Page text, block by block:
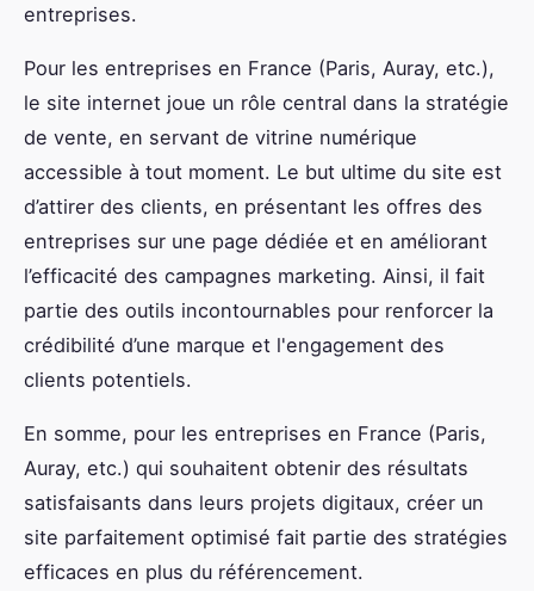
entreprises.
Pour les entreprises en France (Paris, Auray, etc.),
le site internet joue un rôle central dans la stratégie
de vente, en servant de vitrine numérique
accessible à tout moment. Le but ultime du site est
d’attirer des clients, en présentant les offres des
entreprises sur une page dédiée et en améliorant
l’efficacité des campagnes marketing. Ainsi, il fait
partie des outils incontournables pour renforcer la
crédibilité d’une marque et l'engagement des
clients potentiels.
En somme, pour les entreprises en France (Paris,
Auray, etc.) qui souhaitent obtenir des résultats
satisfaisants dans leurs projets digitaux, créer un
site parfaitement optimisé fait partie des stratégies
efficaces en plus du référencement.